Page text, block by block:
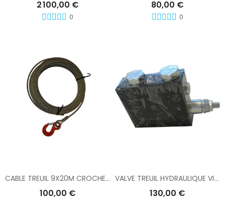
2 100,00 €
0
80,00 €
0
CABLE TREUIL 9X20M CROCHET LINGUE
100,00 €
VALVE TREUIL HYDRAULIQUE VIME EPH 4500/6800/7200
130,00 €